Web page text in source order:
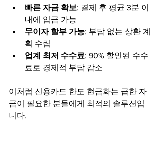
빠른 자금 확보: 결제 후 평균 3분 이
내에 입금 가능
무이자 할부 가능: 부담 없는 상환 계
획 수립
업계 최저 수수료: 90% 할인된 수수
료로 경제적 부담 감소
이처럼 신용카드 한도 현금화는 급한 자
금이 필요한 분들에게 최적의 솔루션입
니다.